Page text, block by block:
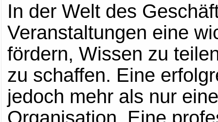
In der Welt des
Veranstaltungen eine
fördern, Wissen zu
zu schaffen. Eine
jedoch mehr als nur
Organisation. Eine